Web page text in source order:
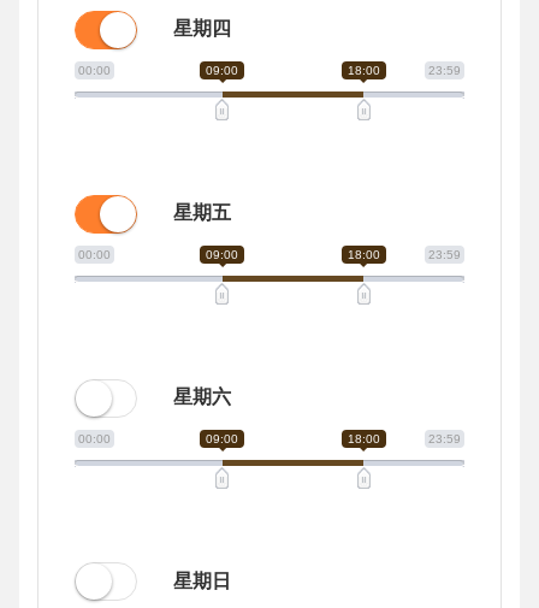
星期四
00:00 23:59
09:00 18:00
星期五
00:00 23:59
09:00 18:00
星期六
00:00 23:59
09:00 18:00
星期日